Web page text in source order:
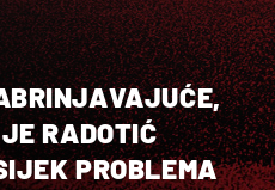
RADOTIĆ
PROBLEMA